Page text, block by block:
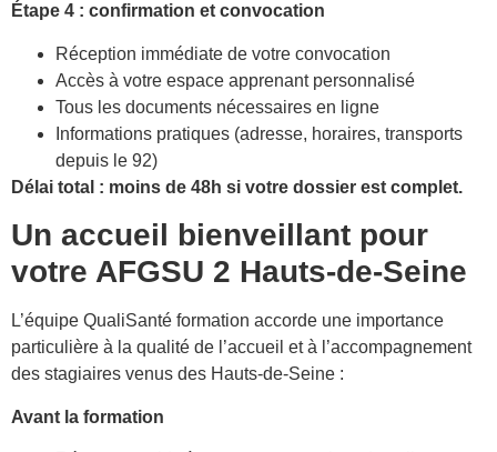
Étape 4 : confirmation et convocation
Réception immédiate de votre convocation
Accès à votre espace apprenant personnalisé
Tous les documents nécessaires en ligne
Informations pratiques (adresse, horaires, transports
depuis le 92)
Délai total : moins de 48h si votre dossier est complet.
Un accueil bienveillant pour
votre AFGSU 2 Hauts-de-Seine
L’équipe QualiSanté formation accorde une importance
particulière à la qualité de l’accueil et à l’accompagnement
des stagiaires venus des Hauts-de-Seine :
Avant la formation